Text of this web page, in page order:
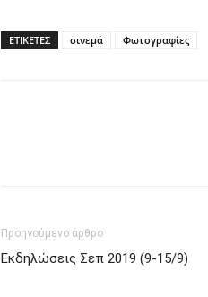
ΕΤΙΚΕΤΕΣ σινεμά Φωτογραφίες
Προηγούμενο άρθρο
Εκδηλώσεις Σεπ 2019 (9-15/9)